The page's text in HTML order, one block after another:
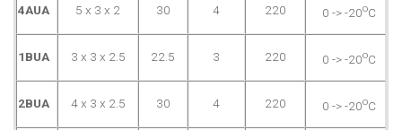
4AUA 5 x 3 x 2 30 4 220 0 -> -20oC
1BUA 3 x 3 x 2.5 22.5 3 220 0 -> -20oC
2BUA 4 x 3 x 2.5 30 4 220 0 -> -20oC